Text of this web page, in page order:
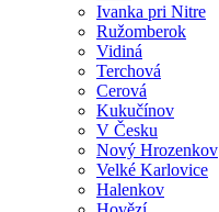
Ivanka pri Nitre
Ružomberok
Vidiná
Terchová
Cerová
Kukučínov
V Česku
Nový Hrozenkov
Velké Karlovice
Halenkov